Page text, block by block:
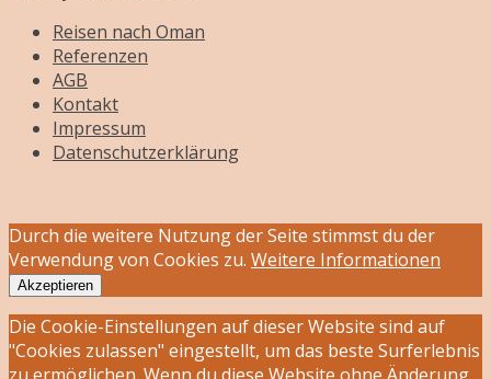
Reisen nach Oman
Referenzen
AGB
Kontakt
Impressum
Datenschutzerklärung
Durch die weitere Nutzung der Seite stimmst du der
Verwendung von Cookies zu. Weitere Informationen
Akzeptieren
Die Cookie-Einstellungen auf dieser Website sind auf
"Cookies zulassen" eingestellt, um das beste Surferlebnis